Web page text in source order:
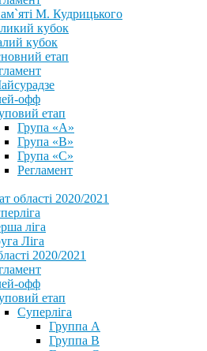
М. Кудрицького
кубок
кубок
етап
офф
етап
Група «А»
Група «B»
Група «C»
Регламент
області 2020/2021
ліга
Ліга
2020/2021
офф
етап
Суперліга
Группа A
Группа B